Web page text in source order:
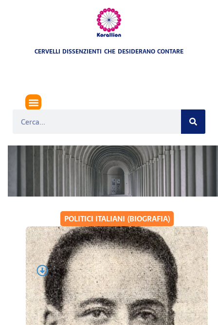
CERVELLI DISSENZIENTI CHE DESIDERANO CONTARE
POLITICI ITALIANI (BIOGRAFIA)